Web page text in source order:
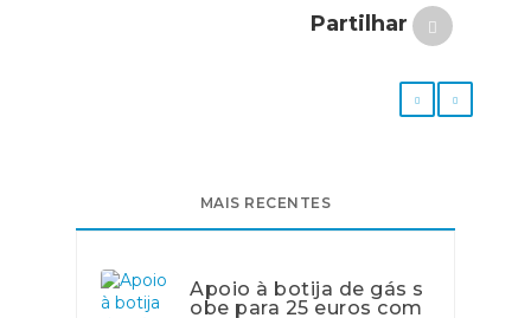
Partilhar
MAIS RECENTES
Apoio à botija de gás s
obe para 25 euros com